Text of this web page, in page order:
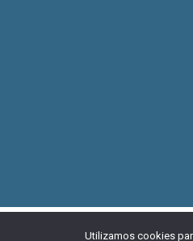
© 2026 Aliança Bike.Utilizamos cookies